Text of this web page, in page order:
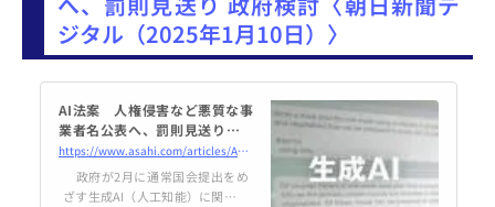
ジタル（2025年1月10日）〉
AI法案 人権侵害など悪質な事
業者名公表へ、罰則見送り 政
府検討：朝日新聞デジタル
https://www.asahi.com/articles/AST193FP7T19UTFK00SM.html
政府が2月に通常国会提出をめ
ざす生成AI（人工知能）に関する